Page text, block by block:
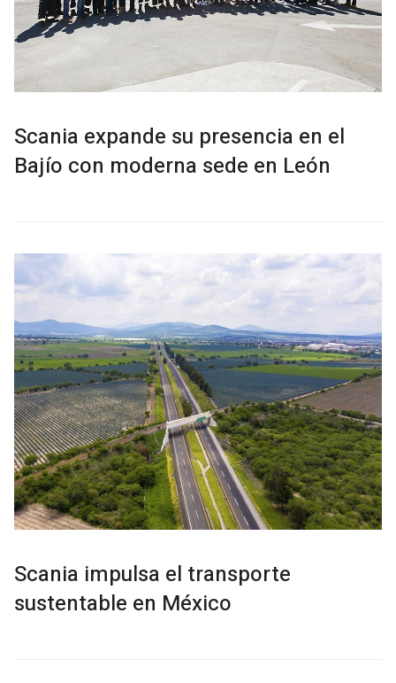
Scania expande su presencia en el
Bajío con moderna sede en León
Scania impulsa el transporte
sustentable en México